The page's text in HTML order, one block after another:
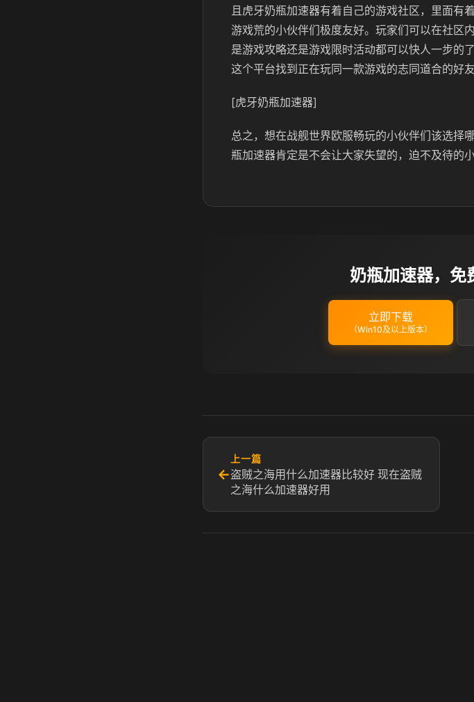
且虎牙奶瓶加速器有着自己的游戏社区，里面有
游戏荒的小伙伴们极度友好。玩家们可以在社区
是游戏攻略还是游戏限时活动都可以快人一步的
这个平台找到正在玩同一款游戏的志同道合的好
[虎牙奶瓶加速器]
总之，想在战舰世界欧服畅玩的小伙伴们该选择
瓶加速器肯定是不会让大家失望的，迫不及待的
奶瓶加速器，免
立即下载
（Win10及以上版本）
←
上一篇
盗贼之海用什么加速器比较好 现在盗贼
之海什么加速器好用